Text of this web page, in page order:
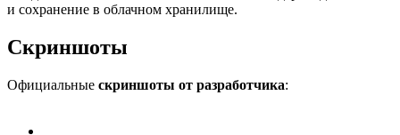
и сохранение в облачном хранилище.
Скриншоты
Официальные скриншоты от разработчика: